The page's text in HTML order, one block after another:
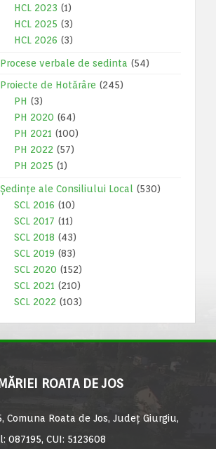
HCL 2023 (1)
HCL 2025 (3)
HCL 2026 (3)
Procese verbale de sedinta (54)
Proiecte de Hotărâre (245)
PH (3)
PH 2020 (64)
PH 2021 (100)
PH 2022 (57)
PH 2025 (1)
Ședințe ale Consiliului Local
(530)
SCL 2016 (10)
SCL 2017 (11)
SCL 2018 (43)
SCL 2019 (83)
SCL 2020 (152)
SCL 2021 (210)
SCL 2022 (103)
ROATA DE JOS
Comuna Roata de Jos, Județ Giurgiu,
087195, CUI: 5123608